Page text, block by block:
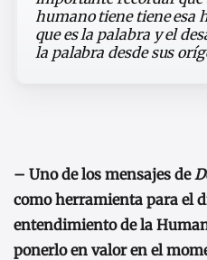
humano tiene tiene esa
que es la palabra y el
la palabra desde sus
– Uno de los mensajes de
como herramienta para el
entendimiento de la
ponerlo en valor en el